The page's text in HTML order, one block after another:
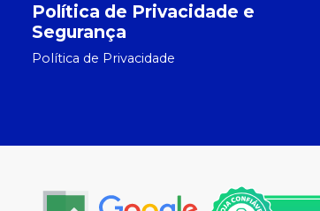
Política de Privacidade e
Segurança
Política de Privacidade